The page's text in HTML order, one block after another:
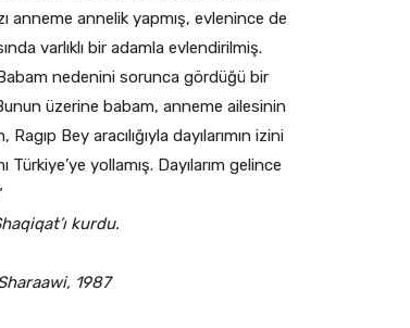
anneme annelik yapmış, evlenince de
varlıklı bir adamla evlendirilmiş.
nedenini sorunca gördüğü bir
üzerine babam, anneme ailesinin
Bey aracılığıyla dayılarımın izini
yollamış. Dayılarım gelince
kurdu.
1987